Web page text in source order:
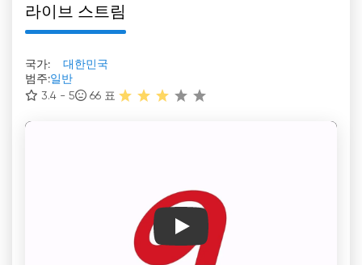
라이브 스트림
국가:
대한민국
범주:일반
3.4 - 5
66 표